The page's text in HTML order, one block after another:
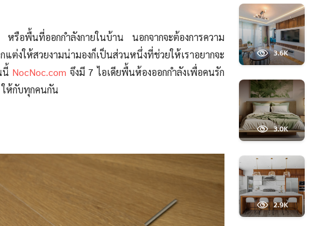
รือพื้นที่ออกกำลังกายในบ้าน นอกจากจะต้องการความ
ต่งให้สวยงามน่ามองก็เป็นส่วนหนึ่งที่ช่วยให้เราอยากจะ
นี้ NocNoc.com จึงมี 7 ไอเดียพื้นห้องออกกำลังเพื่อคนรัก
ห้กับทุกคนกัน
3.6K
3.0K
2.9K